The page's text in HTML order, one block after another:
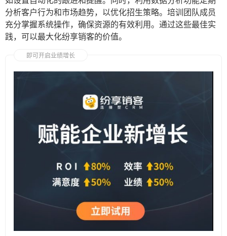
分析客户行为和市场趋势，以优化招生策略。培训团队成员
充分掌握系统操作，确保资源的有效利用。通过这些最佳实
践，可以最大化纷享销客的价值。
即可开启业绩增长